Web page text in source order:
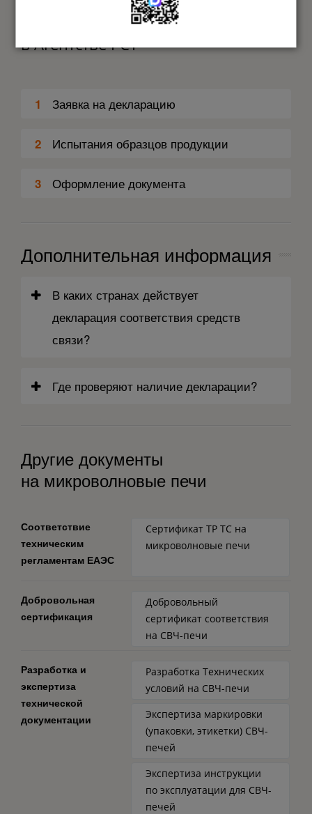
Этапы оформления документа
в Агентстве РСТ
1 Заявка на декларацию
2 Испытания образцов продукции
3 Оформление документа
Дополнительная информация
В каких странах действует
декларация соответствия средств
связи?
Где проверяют наличие декларации?
Другие документы
на микроволновые печи
Соответствие
техническим
регламентам ЕАЭС
Сертификат ТР ТС на
микроволновые печи
Добровольная
сертификация
Добровольный
сертификат соответствия
на СВЧ-печи
Разработка и
экспертиза
технической
документации
Разработка Технических
условий на СВЧ-печи
Экспертиза маркировки
(упаковки, этикетки) СВЧ-
печей
Экспертиза инструкции
по эксплуатации для СВЧ-
печей